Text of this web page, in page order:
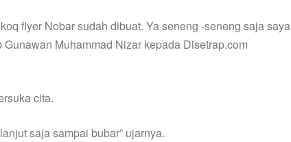
flyer Nobar sudah dibuat. Ya seneng -seneng saja saya
Muhammad Nizar kepada Disetrap.com
cita.
saja sampai bubar” ujarnya.